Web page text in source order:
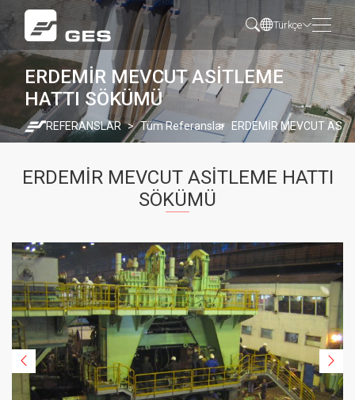
Türkçe
ERDEMİR MEVCUT ASİTLEME
HATTI SÖKÜMÜ
REFERANSLAR Tüm Referanslar ERDEMİR MEVCUT
ERDEMİR MEVCUT ASİTLEME HATTI
SÖKÜMÜ